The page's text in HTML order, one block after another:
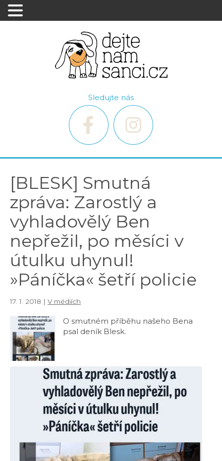
Sledujte nás
[BLESK] Smutná
zpráva: Zarostlý a
vyhladovělý Ben
nepřežil, po měsíci v
útulku uhynul!
»Páníčka« šetří policie
17. 1. 2018 | V médiích
O smutném příběhu našeho Bena
psal deník Blesk.